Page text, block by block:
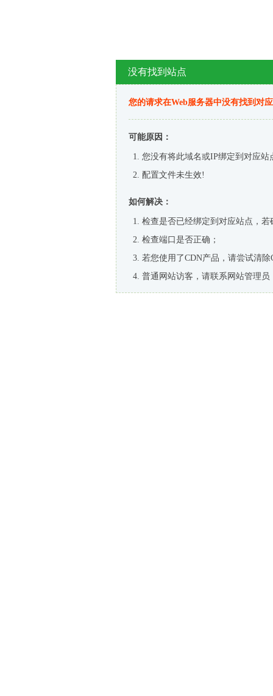
没有找到站点
您的请求在Web服务器中没有找到对
可能原因：
您没有将此域名或IP绑定到对应站
配置文件未生效!
如何解决：
检查是否已经绑定到对应站点，
检查端口是否正确；
若您使用了CDN产品，请尝试清除
普通网站访客，请联系网站管理员